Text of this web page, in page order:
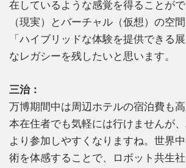
在しているような感覚を得ることが
（現実）とバーチャル（仮想）の空
「ハイブリッドな体験を提供でき
なレガシーを残したいと思います。
三治：
万博期間中は周辺ホテルの宿泊費も
本在住者でも気軽には行けませんが
より参加しやすくなりますね。世界
術を体感することで、ロボット共生